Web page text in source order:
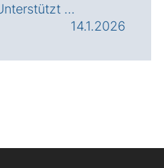
...
14.1.2026